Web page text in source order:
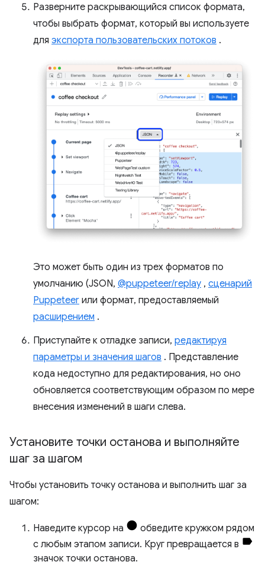
Разверните раскрывающийся список формата,
чтобы выбрать формат, который вы используете
для экспорта пользовательских потоков .
Это может быть один из трех форматов по
умолчанию (JSON, @puppeteer/replay , сценарий
Puppeteer или формат, предоставляемый
расширением .
Приступайте к отладке записи, редактируя
параметры и значения шагов . Представление
кода недоступно для редактирования, но оно
обновляется соответствующим образом по мере
внесения изменений в шаги слева.
Установите точки останова и выполняйте
шаг за шагом
Чтобы установить точку останова и выполнить шаг за
шагом:
Наведите курсор на
обведите кружком рядом
с любым этапом записи. Круг превращается в
значок точки останова.